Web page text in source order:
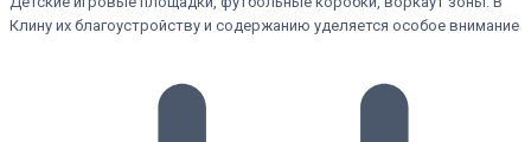
Клину их благоустройству и содержанию уделяется особое внимание